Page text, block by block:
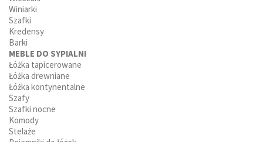
Winiarki
Szafki
Kredensy
Barki
MEBLE DO SYPIALNI
Łóżka tapicerowane
Łóżka drewniane
Łóżka kontynentalne
Szafy
Szafki nocne
Komody
Stelaże